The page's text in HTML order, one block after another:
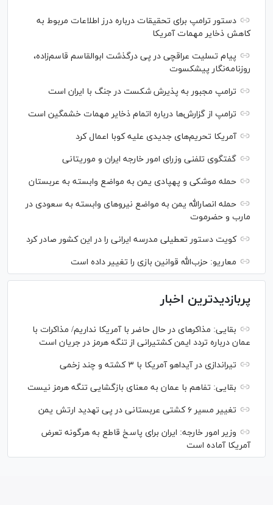
دستور ترامپ برای تحقیقات درباره درز اطلاعات مربوط به
کاهش ذخایر مهمات آمریکا
پیام تسلیت عراقچی در پی درگذشت ابوالقاسم قاسم‌زاده،
روزنامه‌نگار پیشکسوت
ترامپ مجبور به پذیرش شکست در جنگ با ایران است
ترامپ از گزارش‌ها درباره اتمام ذخایر مهمات خشمگین است
آمریکا تحریم‌های جدیدی علیه کوبا اعمال کرد
گفتگوی تلفنی وزرای امور خارجه ایران و موریتانی
حمله موشکی و پهپادی یمن به مواضع وابسته به عربستان
حمله انصارالله یمن به مواضع نیرو‌های وابسته به سعودی در
مارب و حضرموت
کویت دستور تعطیلی مدرسه ایرانی را در این کشور صادر کرد
معاریو: حزب‌الله قوانین بازی را تغییر داده است
پربازدیدترین اخبار
بقایی: مذاکره‎ای در حال حاضر با آمریکا نداریم/ مذاکرات با
عمان درباره تردد ایمن کشتیرانی از تنگه هرمز در جریان است
تیراندازی در آیداهو آمریکا با ۳ کشته و چند زخمی
بقایی: تفاهم با عمان به معنای بازگشایی تنگه هرمز نیست
تغییر مسیر ۶ کشتی عربستانی در پی تهدید ارتش یمن
وزیر امور خارجه: ایران برای پاسخ قاطع به هرگونه تعرض
آمریکا آماده است